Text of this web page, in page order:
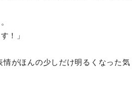
！」
情がほんの少しだけ明るくなった気